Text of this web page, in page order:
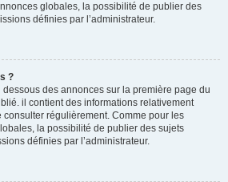
globales, la possibilité de publier des
définies par l’administrateur.
?
des annonces sur la première page du
il contient des informations relativement
consulter régulièrement. Comme pour les
la possibilité de publier des sujets
définies par l’administrateur.